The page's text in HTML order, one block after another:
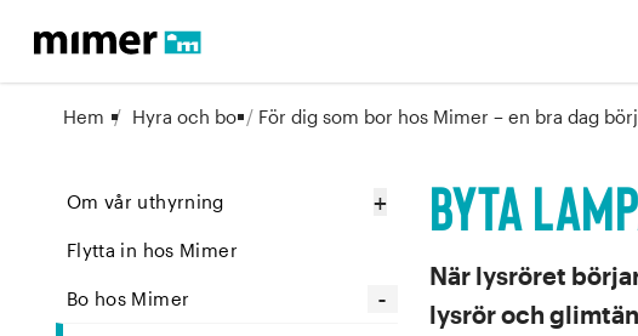
Byta
Hem / Hyra och bo / För dig som bor hos Mimer – en bra dag
Om vår uthyrning +
Flytta in hos Mimer
Bo hos Mimer -
När lysröret
lysrör och